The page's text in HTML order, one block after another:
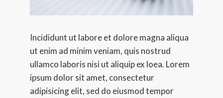
Incididunt ut labore et dolore magna aliqua
ut enim ad minim veniam, quis nostrud
ullamco laboris nisi ut aliquip ex loea. Lorem
ipsum dolor sit amet, consectetur
adipisicing elit, sed do eiusmod tempor